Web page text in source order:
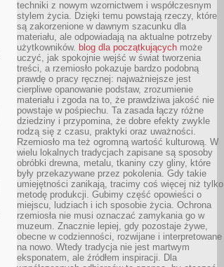
techniki z nowym wzornictwem i współczesnym
stylem życia. Dzięki temu powstają rzeczy, które
są zakorzenione w dawnym szacunku dla
materiału, ale odpowiadają na aktualne potrzeby
użytkowników. blog dla początkujących może
uczyć, jak spokojnie wejść w świat tworzenia
treści, a rzemiosło pokazuje bardzo podobną
prawdę o pracy ręcznej: najważniejsze jest
cierpliwe opanowanie podstaw, zrozumienie
materiału i zgoda na to, że prawdziwa jakość nie
powstaje w pośpiechu. Ta zasada łączy różne
dziedziny i przypomina, że dobre efekty zwykle
rodzą się z czasu, praktyki oraz uważności.
Rzemiosło ma też ogromną wartość kulturową. W
wielu lokalnych tradycjach zapisane są sposoby
obróbki drewna, metalu, tkaniny czy gliny, które
były przekazywane przez pokolenia. Gdy takie
umiejętności zanikają, tracimy coś więcej niż tylko
metodę produkcji. Gubimy część opowieści o
miejscu, ludziach i ich sposobie życia. Ochrona
rzemiosła nie musi oznaczać zamykania go w
muzeum. Znacznie lepiej, gdy pozostaje żywe,
obecne w codzienności, rozwijane i interpretowane
na nowo. Wtedy tradycja nie jest martwym
eksponatem, ale źródłem inspiracji. Dla